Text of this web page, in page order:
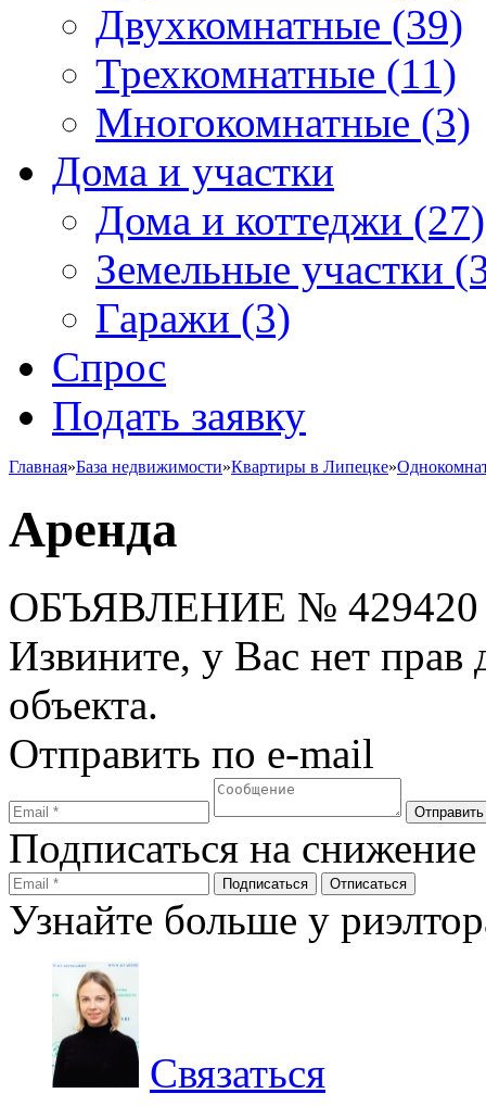
Двухкомнатные (39)
Трехкомнатные (11)
Многокомнатные (3)
Дома и участки
Дома и коттеджи (27)
Земельные участки
Гаражи (3)
Спрос
Подать заявку
Главная»База недвижимости»Квартиры в Липецке»
Аренда
ОБЪЯВЛЕНИЕ № 429420
Извините, у Вас нет прав
объекта.
Отправить по e-mail
Подписаться на
Узнайте больше у
Связаться